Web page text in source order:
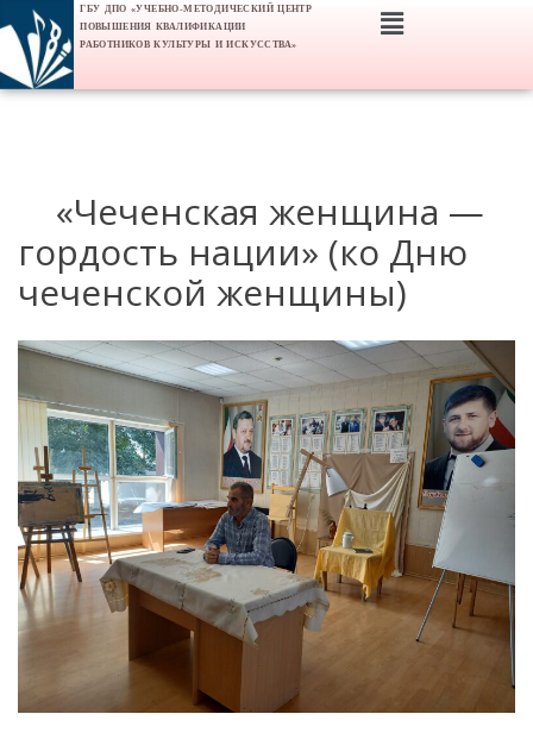
ГБУ ДПО «УЧЕБНО-МЕТОДИЧЕСКИЙ ЦЕНТР
ПОВЫШЕНИЯ КВАЛИФИКАЦИИ
РАБОТНИКОВ КУЛЬТУРЫ И ИСКУССТВА»
«Чеченская женщина —
гордость нации» (ко Дню
чеченской женщины)